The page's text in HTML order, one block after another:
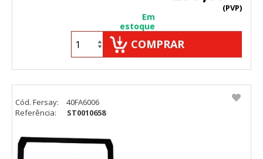
(PVP)
Em
estoque
COMPRAR
Cód. Fersay:
40FA6006
Referência:
ST0010658